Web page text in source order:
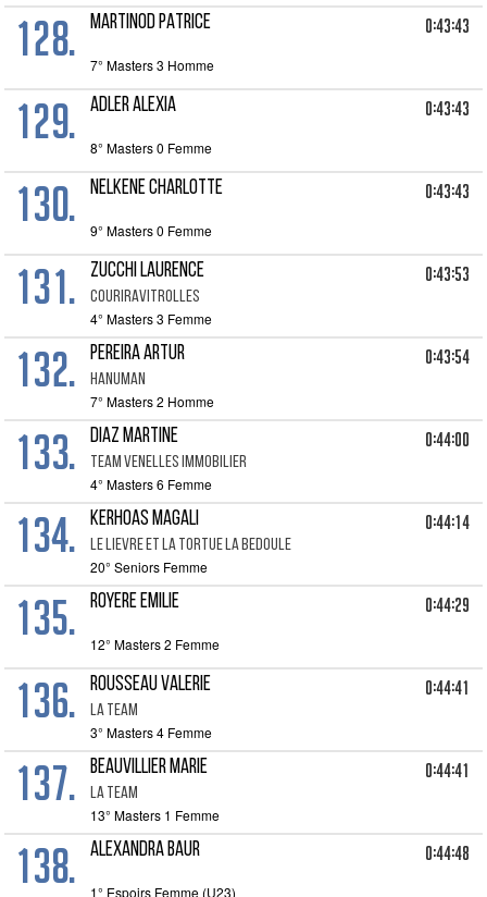
128. MARTINOD PATRICE 0:43:43
7° Masters 3 Homme
129. ADLER ALEXIA 0:43:43
8° Masters 0 Femme
130. NELKENE CHARLOTTE 0:43:43
9° Masters 0 Femme
131. ZUCCHI LAURENCE
COURIRAVITROLLES
0:43:53
4° Masters 3 Femme
132. PEREIRA ARTUR
HANUMAN
0:43:54
7° Masters 2 Homme
133. DIAZ MARTINE
TEAM VENELLES IMMOBILIER
0:44:00
4° Masters 6 Femme
134. KERHOAS MAGALI
LE LIEVRE ET LA TORTUE LA BEDOULE
0:44:14
20° Seniors Femme
135. ROYERE EMILIE 0:44:29
12° Masters 2 Femme
136. ROUSSEAU VALERIE
LA TEAM
0:44:41
3° Masters 4 Femme
137. BEAUVILLIER MARIE
LA TEAM
0:44:41
13° Masters 1 Femme
138. ALEXANDRA BAUR 0:44:48
1° Espoirs Femme (U23)